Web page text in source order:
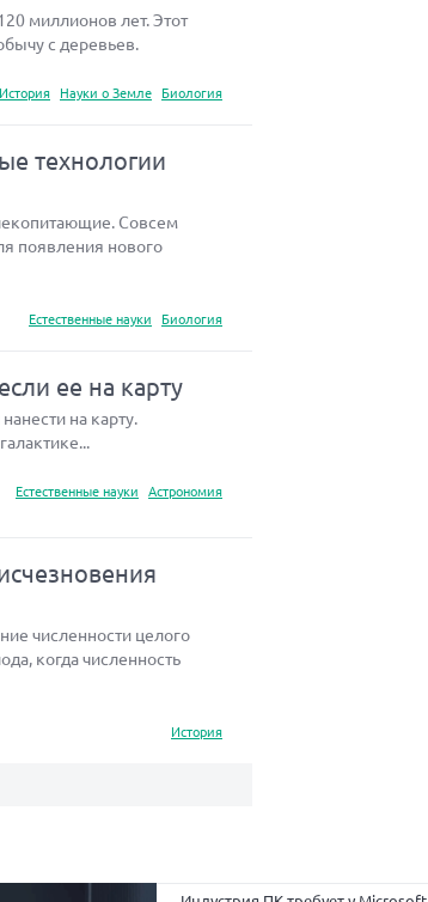
миллионов лет. Этот
с деревьев.
История Науки о Земле Биология
технологии
Совсем
появления нового
Естественные науки
Биология
ее на карту
на карту.
Естественные науки
Астрономия
численности целого
когда численность
История